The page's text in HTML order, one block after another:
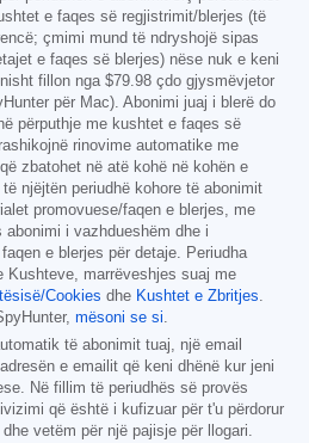
e faqes së regjistrimit/blerjes (të
çmimi mund të ndryshojë sipas
e faqes së blerjes) nëse nuk e keni
fillon nga $79.98 çdo gjysmëvjetor
për Mac). Abonimi juaj i blerë do
përputhje me kushtet e faqes së
rinovime automatike me
zbatohet në atë kohë në kohën e
njëjtën periudhë kohore të abonimit
promovuese/faqen e blerjes, me
abonimi i vazhdueshëm dhe i
e blerjes për detaje. Periudha
Kushteve, marrëveshjes suaj me
Cookies dhe Kushtet e Zbritjes.
mësoni se si.
të abonimit tuaj, një email
e emailit që keni dhënë kur jeni
Në fillim të periudhës së provës
që është i kufizuar për t'u përdorur
vetëm për një pajisje për llogari.